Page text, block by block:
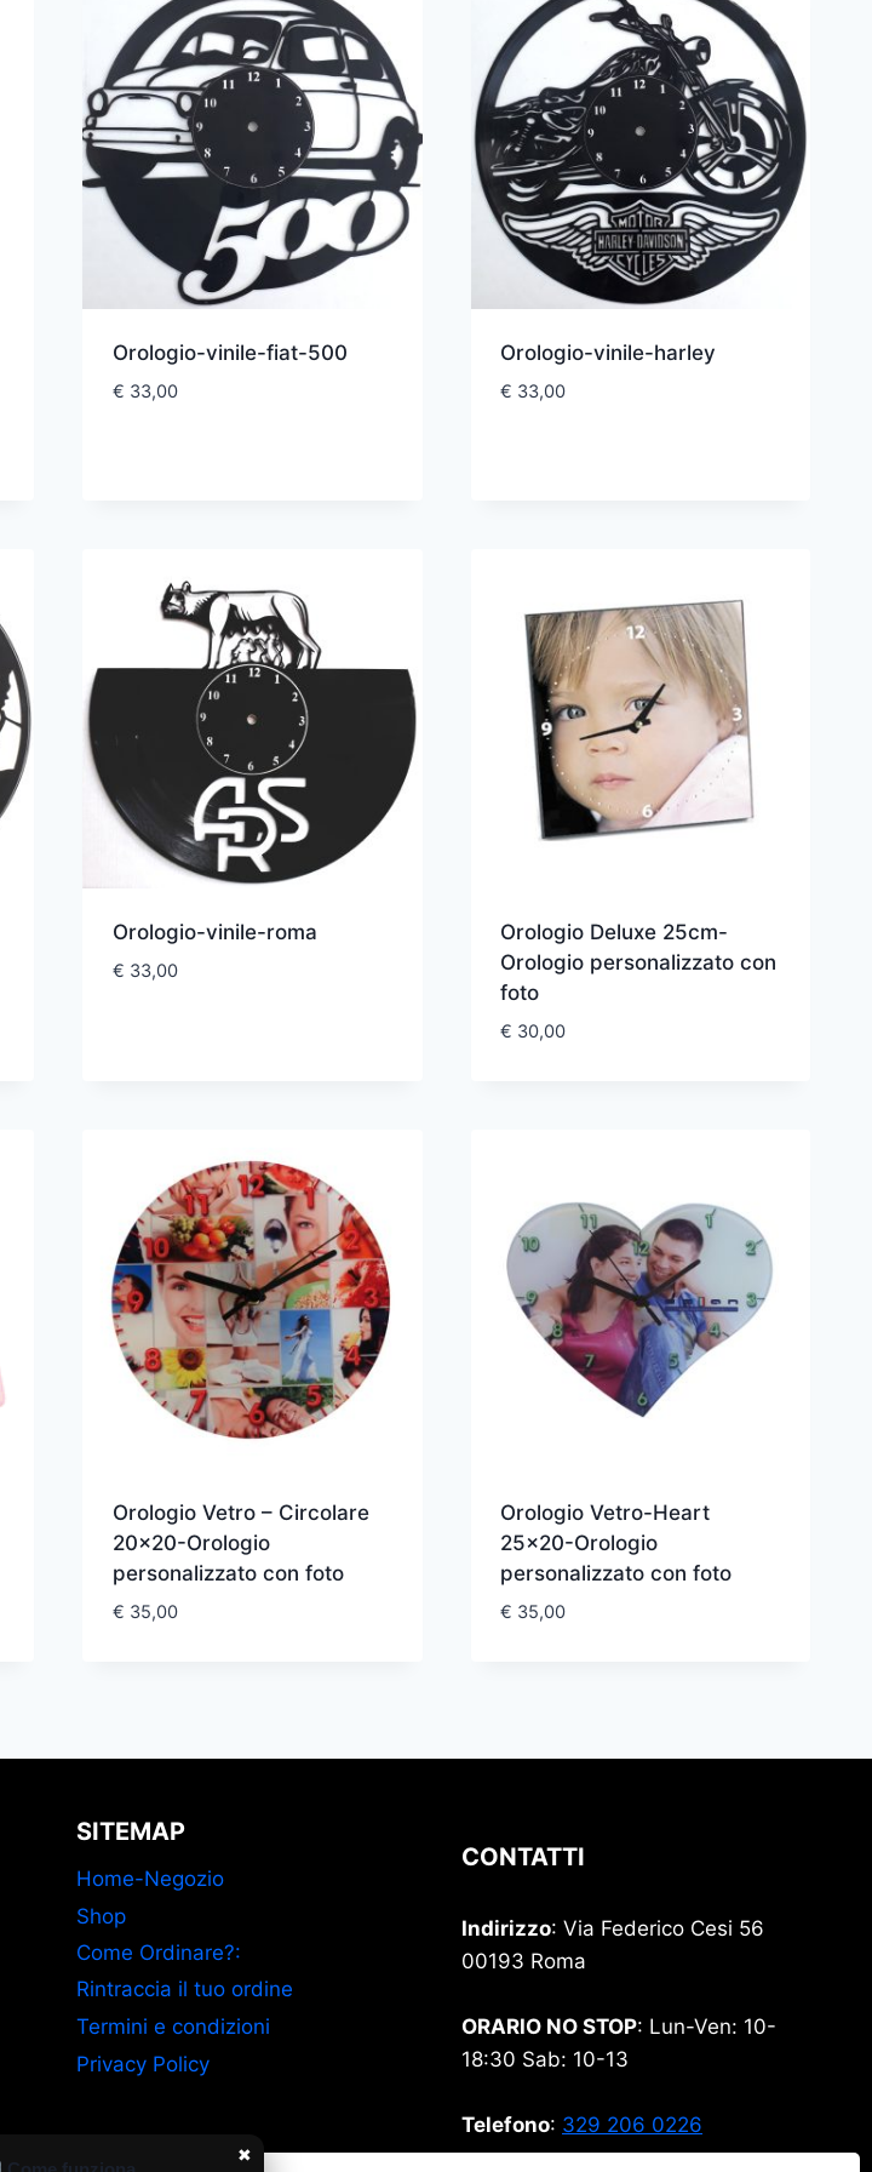
Orologio-vinile-fiat-500
€ 33,00
Orologio-vinile-harley
€ 33,00
Orologio-vinile-roma
€ 33,00
Orologio Deluxe 25cm-
Orologio personalizzato con
foto
€ 30,00
Orologio Vetro – Circolare
20×20-Orologio
personalizzato con foto
€ 35,00
Orologio Vetro-Heart
25×20-Orologio
personalizzato con foto
€ 35,00
SITEMAP
Home-Negozio
Shop
Come Ordinare?:
Rintraccia il tuo ordine
Termini e condizioni
Privacy Policy
CONTATTI
Indirizzo: Via Federico Cesi 56
00193 Roma
ORARIO NO STOP: Lun-Ven: 10-
18:30 Sab: 10-13
Telefono: 329 206 0226
✖